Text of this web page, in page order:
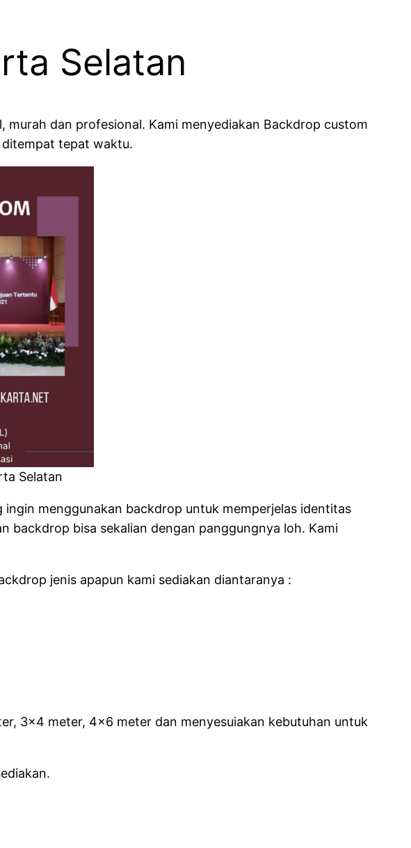
Selatan
dan profesional. Kami menyediakan Backdrop custom
ditempat tepat waktu.
Selatan
menggunakan backdrop untuk memperjelas identitas
backdrop bisa sekalian dengan panggungnya loh. Kami
jenis apapun kami sediakan diantaranya :
3×4 meter, 4×6 meter dan menyesuiakan kebutuhan untuk